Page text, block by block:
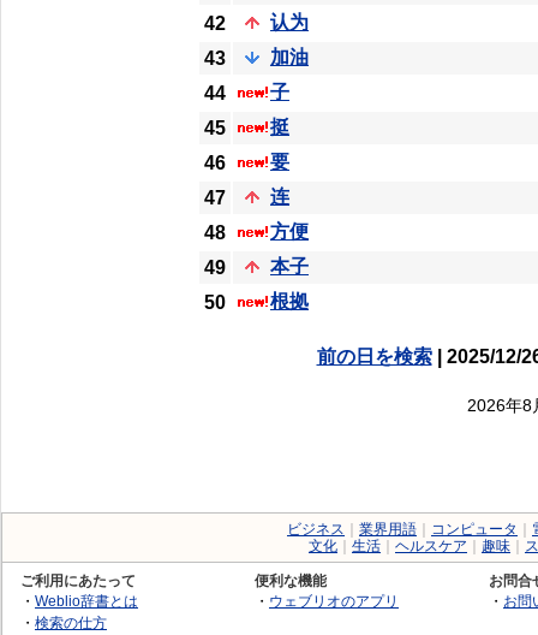
42
认为
43
加油
44
子
45
挺
46
要
47
连
48
方便
49
本子
50
根拠
前の日を検索| 2025/12/
2026年8
ビジネス 業界用語 コンピュータ
文化
生活 ヘルスケア 趣味
ご利用にあたって
・ Weblio辞書とは
・ 検索の仕方
便利な機能
・ ウェブリオのアプリ
お問合
・ お問